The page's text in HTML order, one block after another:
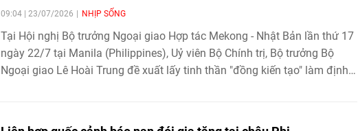
09:04 | 23/07/2026 NHỊP SỐNG
Tại Hội nghị Bộ trưởng Ngoại giao Hợp tác Mekong - Nhật Bản lần thứ 17
ngày 22/7 tại Manila (Philippines), Uỷ viên Bộ Chính trị, Bộ trưởng Bộ
Ngoại giao Lê Hoài Trung đề xuất lấy tinh thần "đồng kiến tạo" làm định